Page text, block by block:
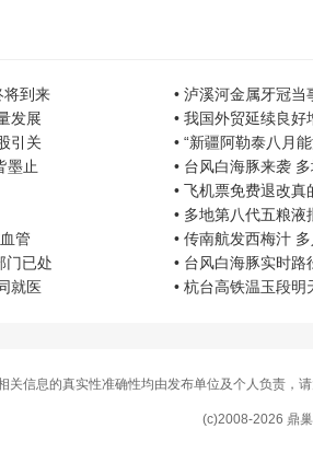
将到来
• 泸溪河金属牙冠
发展
• 我国外贸延续良
引关
• “新疆阿勒泰八月
墨止
• 台风白海豚来袭
• 飞机票免费退改
• 多地第八代五粮
管
• 传南航发西梅汁
门已处
• 台风白海豚实时
就医
• 杭台高铁温玉段明
关信息的真实性准确性均由发布单位及个人负责，
(c)2008-2026 鼎